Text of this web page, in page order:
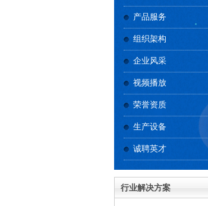
产品服务
组织架构
企业风采
视频播放
荣誉资质
生产设备
诚聘英才
行业解决方案